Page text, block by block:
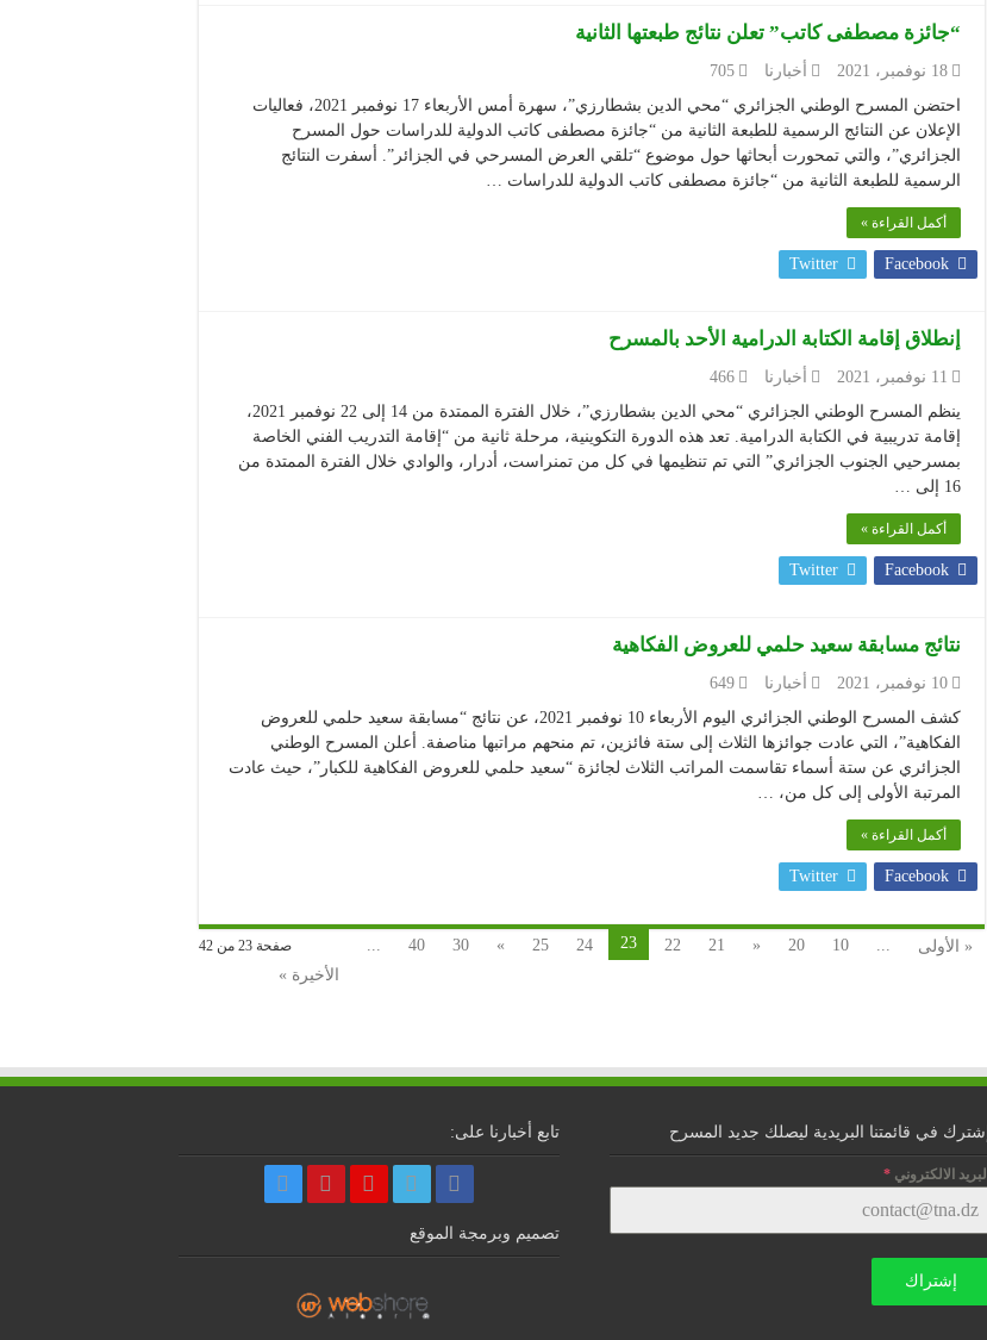
“جائزة مصطفى كاتب” تعلن نتائج طبعتها الثانية
18 نوفمبر، 2021 أخبارنا
705
احتضن المسرح الوطني الجزائري “محي الدين بشطارزي”، سهرة أمس الأربعاء 17 نوفمبر 2021، فعاليات
الإعلان عن النتائج الرسمية للطبعة الثانية من “جائزة مصطفى كاتب الدولية للدراسات حول المسرح
الجزائري”، والتي تمحورت أبحاثها حول موضوع “تلقي العرض المسرحي في الجزائر”. أسفرت النتائج
الرسمية للطبعة الثانية من “جائزة مصطفى كاتب الدولية للدراسات …
أكمل القراءة »
Facebook
Twitter
إنطلاق إقامة الكتابة الدرامية الأحد بالمسرح
11 نوفمبر، 2021 أخبارنا
466
ينظم المسرح الوطني الجزائري “محي الدين بشطارزي”، خلال الفترة الممتدة من 14 إلى 22 نوفمبر 2021،
إقامة تدريبية في الكتابة الدرامية. تعد هذه الدورة التكوينية، مرحلة ثانية من “إقامة التدريب الفني الخاصة
بمسرحيي الجنوب الجزائري” التي تم تنظيمها في كل من تمنراست، أدرار، والوادي خلال الفترة الممتدة من
16 إلى …
أكمل القراءة »
Facebook
Twitter
نتائج مسابقة سعيد حلمي للعروض الفكاهية
10 نوفمبر، 2021 أخبارنا
649
كشف المسرح الوطني الجزائري اليوم الأربعاء 10 نوفمبر 2021، عن نتائج “مسابقة سعيد حلمي للعروض
الفكاهية”، التي عادت جوائزها الثلاث إلى ستة فائزين، تم منحهم مراتبها مناصفة. أعلن المسرح الوطني
الجزائري عن ستة أسماء تقاسمت المراتب الثلاث لجائزة “سعيد حلمي للعروض الفكاهية للكبار”، حيث عادت
المرتبة الأولى إلى كل من، …
أكمل القراءة »
Facebook
Twitter
صفحة 23 من 42 « الأولى ...
10
20
«
21
22
23
24
25
»
30
40
...
الأخيرة »
إشترك في قائمتنا البريدية ليصلك جديد المسرح
البريد الالكتروني *
إشتراك
تابع أخبارنا على:
تصميم وبرمجة الموقع